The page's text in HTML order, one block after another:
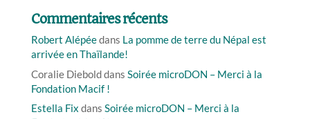
Commentaires récents
Robert Alépéedans La pomme de terre du Népal est
arrivée en Thaïlande!
Coralie Diebolddans Soirée microDON – Merci à la
Fondation Macif !
Estella Fix dans Soirée microDON – Merci à la